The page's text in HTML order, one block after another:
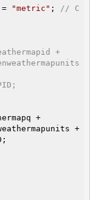
"metric" ; // C
+
+
+